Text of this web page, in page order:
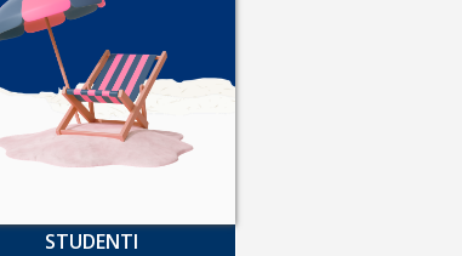
STUDENTI